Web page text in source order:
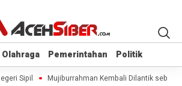
Olahraga Pemerintahan Politik
Olahraga Pemerintahan Politik
Sipil Mujiburrahman Kembali Dilantik sebagai